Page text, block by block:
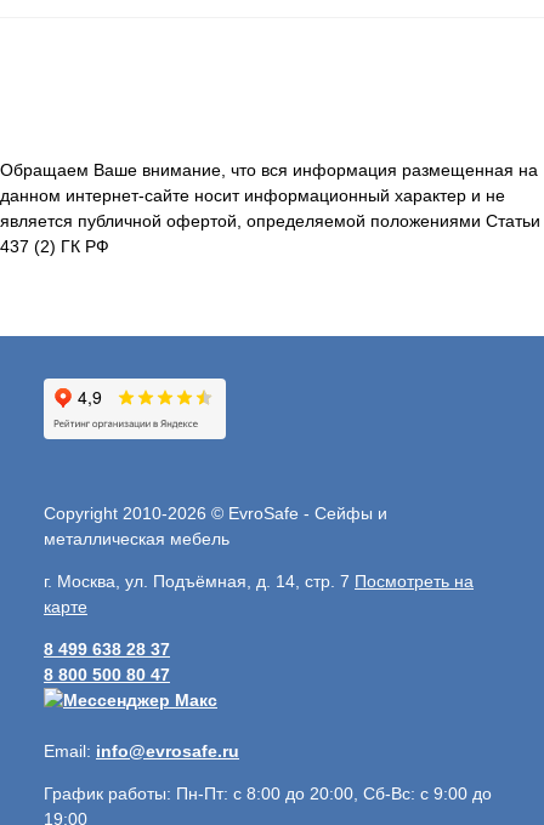
Обращаем Ваше внимание, что вся информация размещенная на
данном интернет-сайте носит информационный характер и не
является публичной офертой, определяемой положениями Статьи
437 (2) ГК РФ
Copyright 2010-2026 © EvroSafe - Сейфы и
металлическая мебель
г. Москва, ул. Подъёмная, д. 14, стр. 7 Посмотреть на
карте
8 499 638 28 37
8 800 500 80 47
Email: info@evrosafe.ru
График работы: Пн-Пт: с 8:00 до 20:00, Сб-Вс: с 9:00 до
19:00